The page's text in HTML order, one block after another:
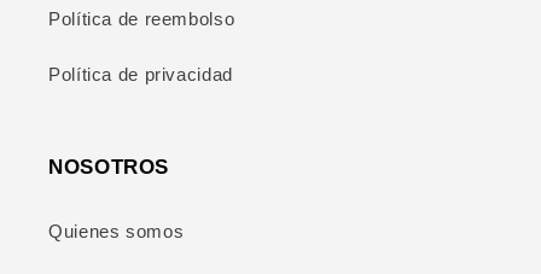
Política de reembolso
Política de privacidad
NOSOTROS
Quienes somos